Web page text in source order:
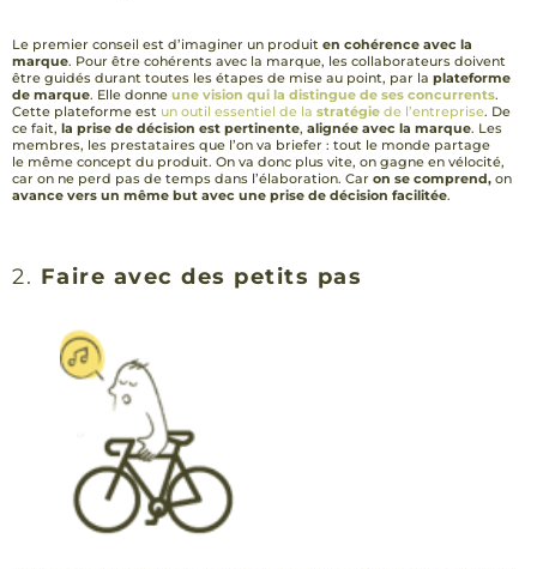
Le premier conseil est d’imaginer un produit en cohérence avec la
marque. Pour être cohérents avec la marque, les collaborateurs doivent
être guidés durant toutes les étapes de mise au point, par la plateforme
de marque. Elle donne une vision qui la distingue de ses concurrents.
Cette plateforme est un outil essentiel de la stratégie de l’entreprise. De
ce fait, la prise de décision est pertinente, alignée avec la marque. Les
membres, les prestataires que l’on va briefer : tout le monde partage
le même concept du produit. On va donc plus vite, on gagne en vélocité,
car on ne perd pas de temps dans l’élaboration. Car on se comprend, on
avance vers un même but avec une prise de décision facilitée.
2. Faire avec des petits pas